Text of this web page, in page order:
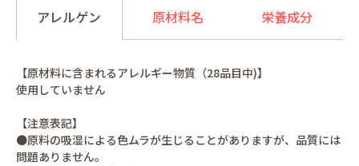
アレルゲン 原材料名 栄養成分
【原材料に含まれるアレルギー物質（28品目中)】
使用していません
【注意表記】
●原料の吸湿による色ムラが生じることがありますが、品質には
問題ありません。